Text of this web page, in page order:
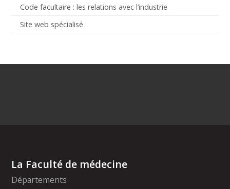
Code facultaire : les relations avec l’industrie
Site web spécialisé
La Faculté de médecine
Départements